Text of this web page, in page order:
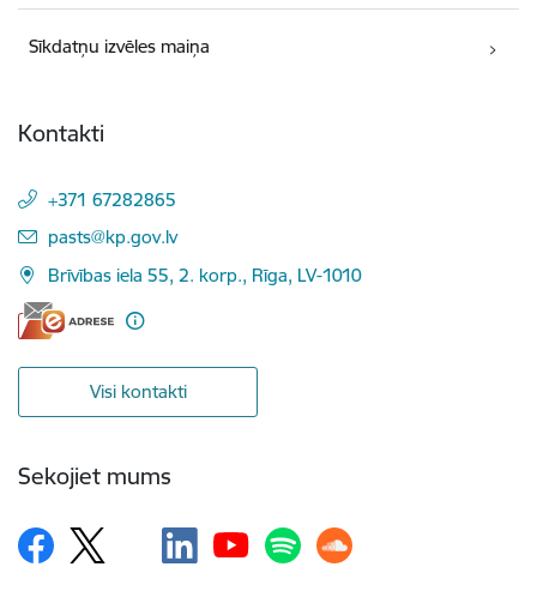
Sīkdatņu izvēles maiņa
Kontakti
+371 67282865
E-pasts:
pasts@kp.gov.lv
Brīvības iela 55, 2. korp., Rīga, LV-1010
Visi kontakti
Sekojiet mums